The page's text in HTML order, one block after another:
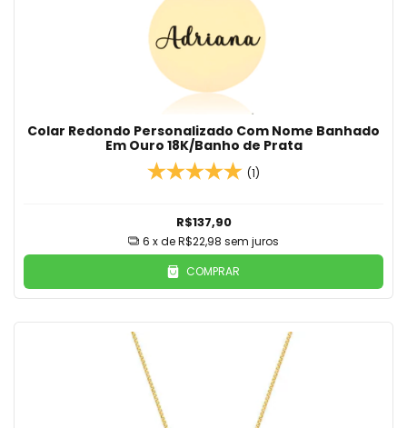
Colar Redondo Personalizado Com Nome Banhado
Em Ouro 18K/Banho de Prata
(1)
R$137,90
6 x deR$22,98 sem juros
COMPRAR